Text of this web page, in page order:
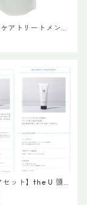
アトリートメント
ィル 【トリート
マスク】超お徳
セット】the U 頭
ー＆トリートメ